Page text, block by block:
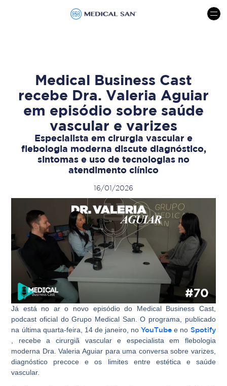
menu
Medical Business Cast
recebe Dra. Valeria Aguiar
em episódio sobre saúde
vascular e varizes
Especialista em cirurgia vascular e
flebologia moderna discute diagnóstico,
sintomas e uso de tecnologias no
atendimento clínico
16/01/2026
Já está no ar o novo episódio do Medical Business Cast,
podcast oficial do Grupo Medical San. O programa, publicado
na última quarta-feira, 14 de janeiro, noYouTube e no Spotify
, recebe a cirurgiã vascular e especialista em flebologia
moderna Dra. Valeria Aguiar para uma conversa sobre varizes,
diagnóstico precoce e os limites entre estética e saúde
vascular.